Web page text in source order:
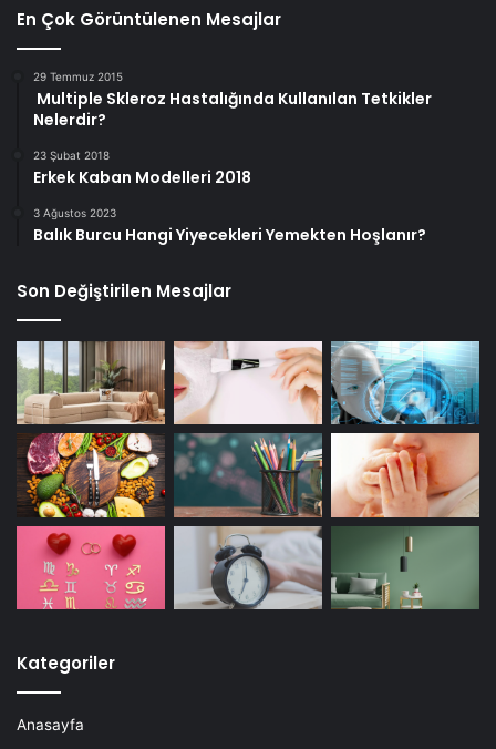
En Çok Görüntülenen Mesajlar
29 Temmuz 2015
Multiple Skleroz Hastalığında Kullanılan Tetkikler
Nelerdir?
23 Şubat 2018
Erkek Kaban Modelleri 2018
3 Ağustos 2023
Balık Burcu Hangi Yiyecekleri Yemekten Hoşlanır?
Son Değiştirilen Mesajlar
Kategoriler
Anasayfa